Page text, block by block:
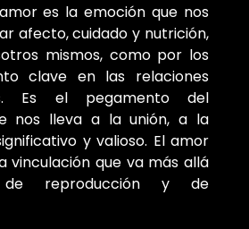
es la emoción que nos
afecto, cuidado y nutrición,
mismos, como por los
clave en las relaciones
Es el pegamento del
nos lleva a la unión, a la
y valioso. El amor
vinculación que va más allá
reproducción y de